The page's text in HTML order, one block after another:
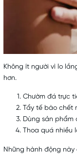
Không ít người vì lo
hơn.
Chườm đá trực
Tẩy tế bào chết
Dùng sản phẩm
Thoa quá nhiều
Những hành động